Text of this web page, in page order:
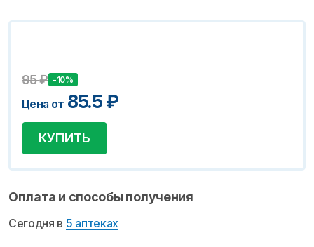
95₽ -10%
Цена от 85.5₽
КУПИТЬ
Оплата и способы получения
Сегодня в 5 аптеках